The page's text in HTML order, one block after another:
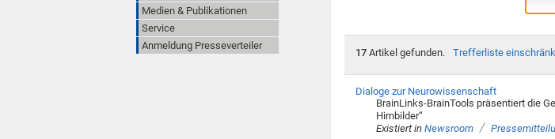
17Artikel gefunden. Trefferliste
Dialoge zur Neurowissenschaft
BrainLinks-BrainTools präsentiert die
Hirnbilder“
Existiert in Newsroom /
Medien & Publikationen
Service
Anmeldung Presseverteiler